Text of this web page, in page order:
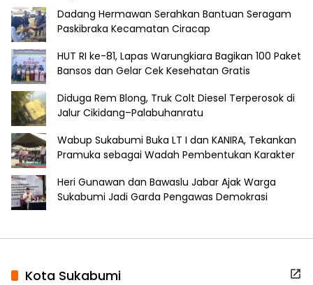
Dadang Hermawan Serahkan Bantuan Seragam
Paskibraka Kecamatan Ciracap
HUT RI ke-81, Lapas Warungkiara Bagikan 100 Paket
Bansos dan Gelar Cek Kesehatan Gratis
Diduga Rem Blong, Truk Colt Diesel Terperosok di
Jalur Cikidang–Palabuhanratu
Wabup Sukabumi Buka LT I dan KANIRA, Tekankan
Pramuka sebagai Wadah Pembentukan Karakter
Heri Gunawan dan Bawaslu Jabar Ajak Warga
Sukabumi Jadi Garda Pengawas Demokrasi
Kota Sukabumi